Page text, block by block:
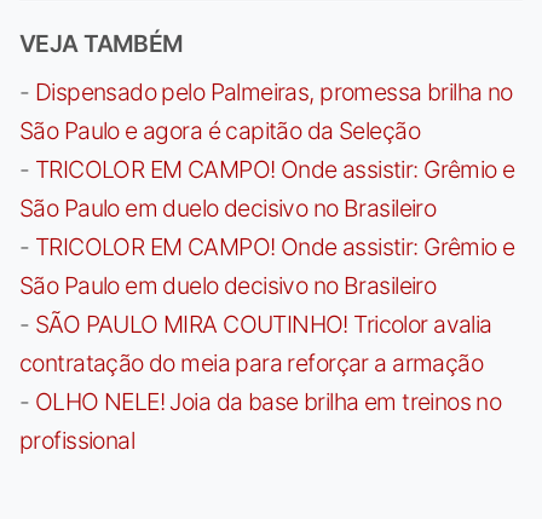
VEJA TAMBÉM
- Dispensado pelo Palmeiras, promessa brilha no
São Paulo e agora é capitão da Seleção
- TRICOLOR EM CAMPO! Onde assistir: Grêmio e
São Paulo em duelo decisivo no Brasileiro
- TRICOLOR EM CAMPO! Onde assistir: Grêmio e
São Paulo em duelo decisivo no Brasileiro
- SÃO PAULO MIRA COUTINHO! Tricolor avalia
contratação do meia para reforçar a armação
- OLHO NELE! Joia da base brilha em treinos no
profissional